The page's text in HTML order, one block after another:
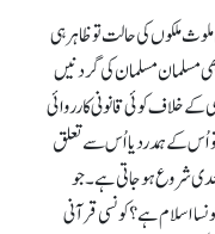
ملکوں کی حالت تو ظاہر ہی
مسلمان مسلمان کی گردنیں
خلاف کوئی قانونی کارروائی
اُس کے ہمدرد یا اُس سے تعلق
شروع ہو جاتی ہے۔ جو
اسلام ہے؟ کونسی قرآنی